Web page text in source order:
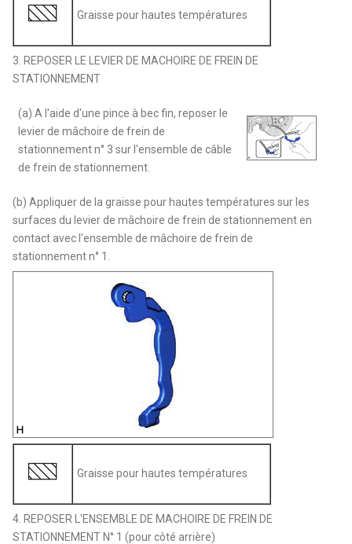
Graisse pour hautes températures
3. REPOSER LE LEVIER DE MACHOIRE DE FREIN DE
STATIONNEMENT
(a) A l'aide d'une pince à bec fin, reposer le
levier de mâchoire de frein de
stationnement n° 3 sur l'ensemble de câble
de frein de stationnement.
(b) Appliquer de la graisse pour hautes températures sur les
surfaces du levier de mâchoire de frein de stationnement en
contact avec l'ensemble de mâchoire de frein de
stationnement n° 1.
Graisse pour hautes températures
4. REPOSER L'ENSEMBLE DE MACHOIRE DE FREIN DE
STATIONNEMENT N° 1 (pour côté arrière)